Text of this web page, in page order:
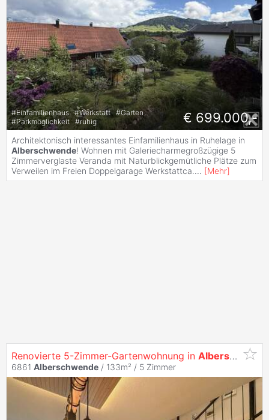
#Einfamilienhaus #Werkstatt #Garten
#Parkmöglichkeit #ruhig € 699.000,-
Architektonisch interessantes Einfamilienhaus in Ruhelage in
Alberschwende! Wohnen mit Galeriecharmegroßzügige 5
Zimmerverglaste Veranda mit Naturblickgemütliche Plätze zum
Verweilen im Freien Doppelgarage Werkstattca.... [Mehr]
Renovierte 5-Zimmer-Gartenwohnung in Alberschwende
6861 Alberschwende / 133m² / 5 Zimmer